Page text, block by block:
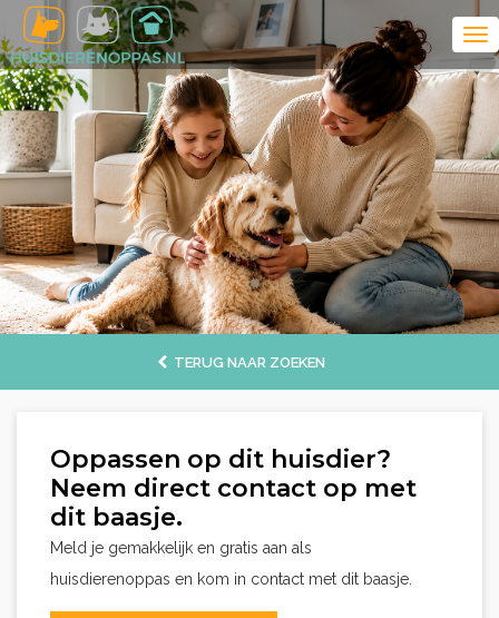
TERUG NAAR ZOEKEN
Oppassen op dit huisdier?
Neem direct contact op met
dit baasje.
Meld je gemakkelijk en gratis aan als
huisdierenoppas en kom in contact met dit baasje.